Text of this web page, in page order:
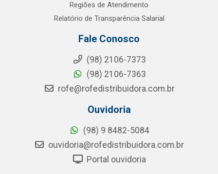
Regiões de Atendimento
Relatório de Transparência Salarial
Fale Conosco
(98) 2106-7373
(98) 2106-7363
rofe@rofedistribuidora.com.br
Ouvidoria
(98) 9 8482-5084
ouvidoria@rofedistribuidora.com.br
Portal ouvidoria